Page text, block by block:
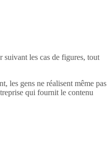
suivant les cas de figures, tout
les gens ne réalisent même pas
qui fournit le contenu